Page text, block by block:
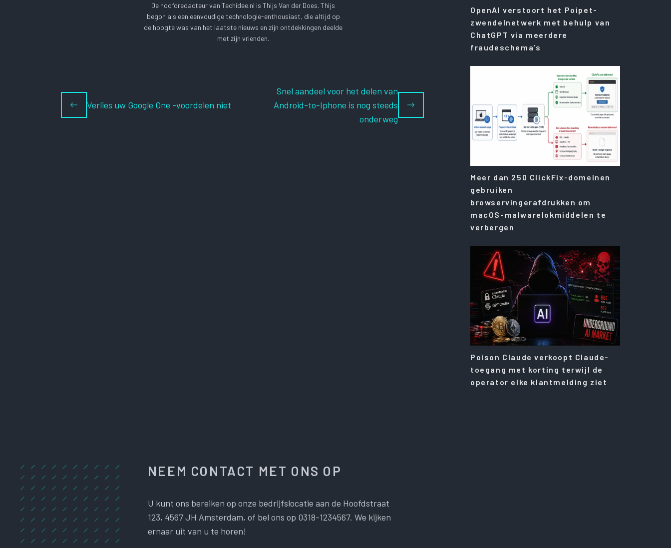
De hoofdredacteur van Techidee.nl is Thijs Van der Does. Thijs
begon als een eenvoudige technologie-enthousiast, die altijd op
de hoogte was van het laatste nieuws en zijn ontdekkingen deelde
met zijn vrienden.
Verlies uw Google One -voordelen niet
Snel aandeel voor het delen van
Android-to-Iphone is nog steeds
onderweg
OpenAI verstoort het Poipet-
zwendelnetwerk met behulp van
ChatGPT via meerdere
fraudeschema’s
Meer dan 250 ClickFix-domeinen
gebruiken
browservingerafdrukken om
macOS-malwarelokmiddelen te
verbergen
Poison Claude verkoopt Claude-
toegang met korting terwijl de
operator elke klantmelding ziet
NEEM CONTACT MET ONS OP
U kunt ons bereiken op onze bedrijfslocatie aan de Hoofdstraat
123, 4567 JH Amsterdam, of bel ons op 0318-1234567. We kijken
ernaar uit van u te horen!